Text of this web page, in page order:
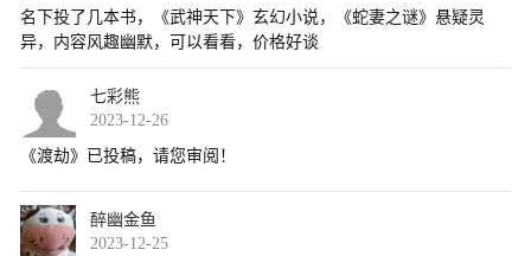
七彩熊
2023-12-26
醉幽金鱼
2023-12-25